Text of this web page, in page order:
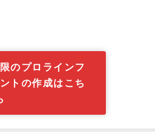
のプロラインフ
トの作成はこち